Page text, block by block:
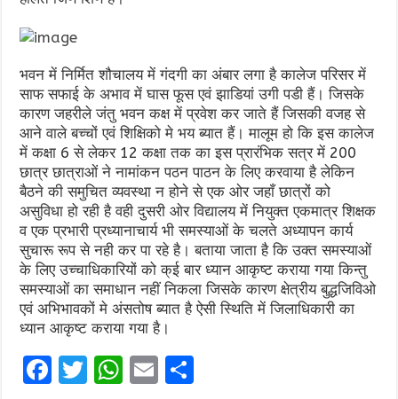
भवन में निर्मित शौचालय में गंदगी का अंबार लगा है कालेज परिसर में
साफ सफाई के अभाव में घास फूस एवं झाडियां उगी पडी हैं। जिसके
कारण जहरीले जंतु भवन कक्ष में प्रवेश कर जाते हैं जिसकी वजह से
आने वाले बच्चों एवं शिक्षिको मे भय ब्यात हैं। मालूम हो कि इस कालेज
में कक्षा 6 से लेकर 12 कक्षा तक का इस प्रारंभिक सत्र में 200
छात्र छात्राओं ने नामांकन पठन पाठन के लिए करवाया है लेकिन
बैठने की समुचित व्यवस्था न होने से एक ओर जहाँ छात्रों को
असुविधा हो रही है वही दुसरी ओर विद्यालय में नियुक्त एकमात्र शिक्षक
व एक प्रभारी प्रध्यानाचार्य भी समस्याओं के चलते अध्यापन कार्य
सुचारू रूप से नही कर पा रहे है। बताया जाता है कि उक्त समस्याओं
के लिए उच्चाधिकारियों को क्ई बार ध्यान आकृष्ट कराया गया किन्तु
समस्याओं का समाधान नहीं निकला जिसके कारण क्षेत्रीय बुद्धजिविओ
एवं अभिभावकों मे अंसतोष ब्यात है ऐसी स्थिति में जिलाधिकारी का
ध्यान आकृष्ट कराया गया है।
F
T
W E